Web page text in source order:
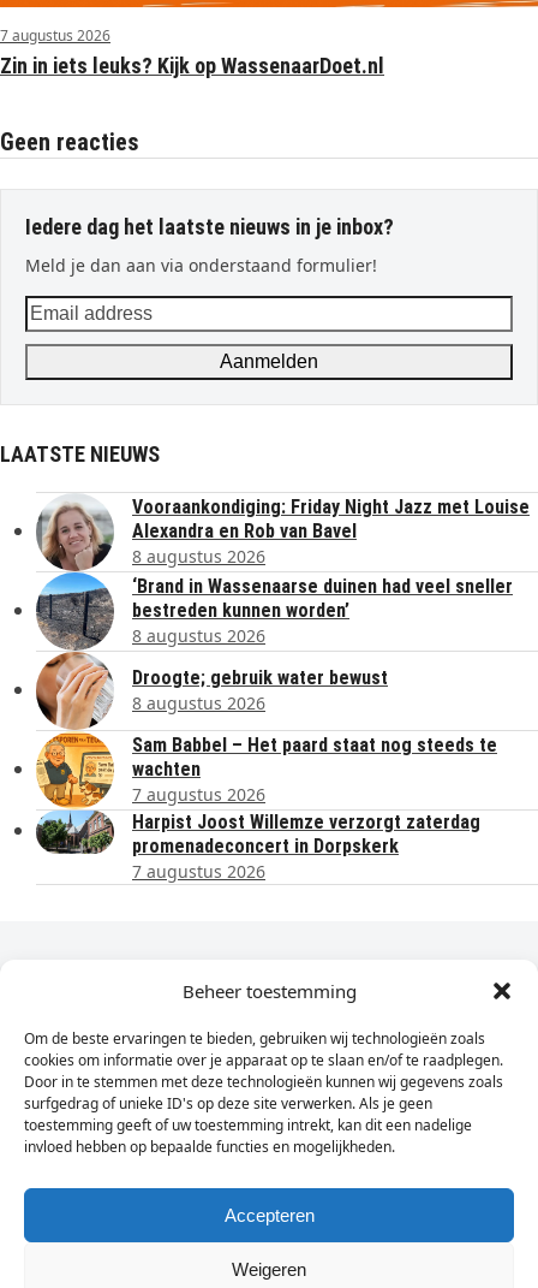
Beheer toestemming
Om de beste ervaringen te bieden, gebruiken wij technologieën zoals
cookies om informatie over je apparaat op te slaan en/of te raadplegen.
Door in te stemmen met deze technologieën kunnen wij gegevens zoals
surfgedrag of unieke ID's op deze site verwerken. Als je geen
toestemming geeft of uw toestemming intrekt, kan dit een nadelige
invloed hebben op bepaalde functies en mogelijkheden.
Accepteren
Weigeren
7 augustus 2026
Zin in iets leuks? Kijk op WassenaarDoet.nl
Geen reacties
Iedere dag het laatste nieuws in je inbox?
Meld je dan aan via onderstaand formulier!
Email
address
Aanmelden
LAATSTE NIEUWS
Vooraankondiging: Friday Night Jazz met Louise
Alexandra en Rob van Bavel
8 augustus 2026
‘Brand in Wassenaarse duinen had veel sneller
bestreden kunnen worden’
8 augustus 2026
Droogte; gebruik water bewust
8 augustus 2026
Sam Babbel – Het paard staat nog steeds te
wachten
7 augustus 2026
Harpist Joost Willemze verzorgt zaterdag
promenadeconcert in Dorpskerk
7 augustus 2026
Dagelijks het laatste nieuws in je e-mail?
Vul
hier
je
e-
mailadres
in
Sign Up